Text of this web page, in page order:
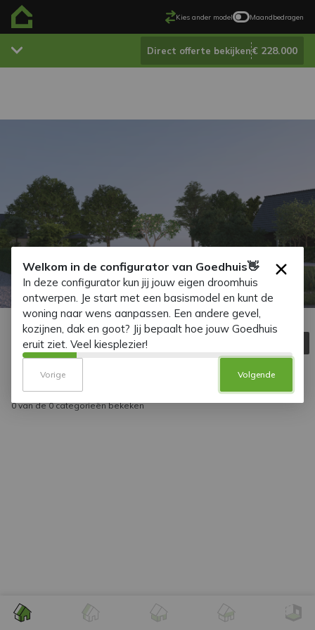
Kies ander model Maandbedragen
Direct offerte bekijken€ 228.000
Aanzicht voorzijde
0van de0categorieën bekeken
Welkom in de configurator van Goedhuis👋
×
Vorige Volgende